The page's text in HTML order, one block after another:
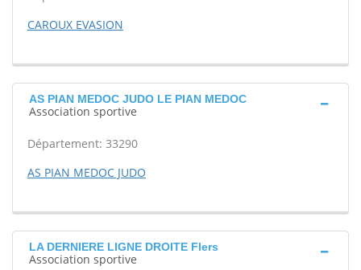
CAROUX EVASION
AS PIAN MEDOC JUDO LE PIAN MEDOC
Association sportive
Département: 33290
AS PIAN MEDOC JUDO
LA DERNIERE LIGNE DROITE Flers
Association sportive